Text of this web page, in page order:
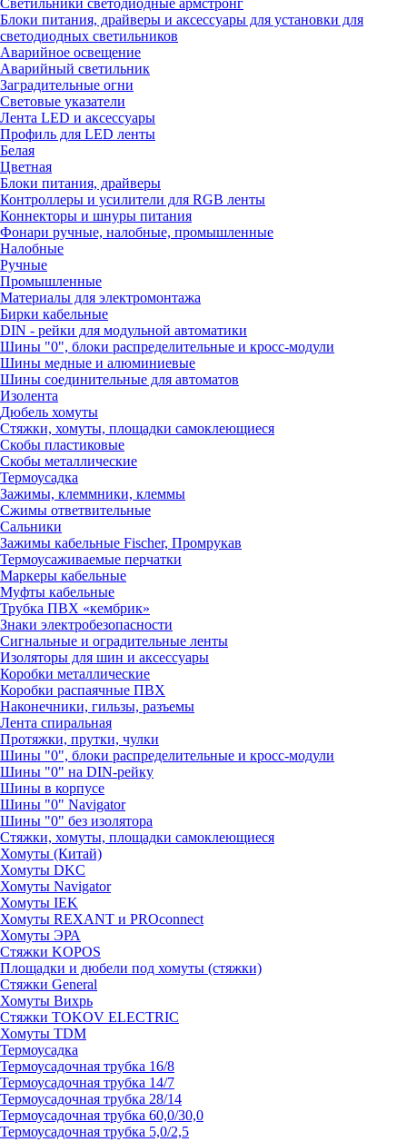
Светильники светодиодные армстронг
Блоки питания, драйверы и аксессуары для установки для
светодиодных светильников
Аварийное освещение
Аварийный светильник
Заградительные огни
Световые указатели
Лента LED и аксессуары
Профиль для LED ленты
Белая
Цветная
Блоки питания, драйверы
Контроллеры и усилители для RGB ленты
Коннекторы и шнуры питания
Фонари ручные, налобные, промышленные
Налобные
Ручные
Промышленные
Материалы для электромонтажа
Бирки кабельные
DIN - рейки для модульной автоматики
Шины "0", блоки распределительные и кросс-модули
Шины медные и алюминиевые
Шины соединительные для автоматов
Изолента
Дюбель хомуты
Стяжки, хомуты, площадки самоклеющиеся
Скобы пластиковые
Скобы металлические
Термоусадка
Зажимы, клеммники, клеммы
Сжимы ответвительные
Сальники
Зажимы кабельные Fischer, Промрукав
Термоусаживаемые перчатки
Маркеры кабельные
Муфты кабельные
Трубка ПВХ «кембрик»
Знаки электробезопасности
Сигнальные и оградительные ленты
Изоляторы для шин и аксессуары
Коробки металлические
Коробки распаячные ПВХ
Наконечники, гильзы, разъемы
Лента спиральная
Протяжки, прутки, чулки
Шины "0", блоки распределительные и кросс-модули
Шины "0" на DIN-рейку
Шины в корпусе
Шины "0" Navigator
Шины "0" без изолятора
Стяжки, хомуты, площадки самоклеющиеся
Хомуты (Китай)
Хомуты DKC
Хомуты Navigator
Хомуты IEK
Хомуты REXANT и PROconnect
Хомуты ЭРА
Стяжки KOPOS
Площадки и дюбели под хомуты (стяжки)
Стяжки General
Хомуты Вихрь
Стяжки TOKOV ELECTRIC
Хомуты TDM
Термоусадка
Термоусадочная трубка 16/8
Термоусадочная трубка 14/7
Термоусадочная трубка 28/14
Термоусадочная трубка 60,0/30,0
Термоусадочная трубка 5,0/2,5